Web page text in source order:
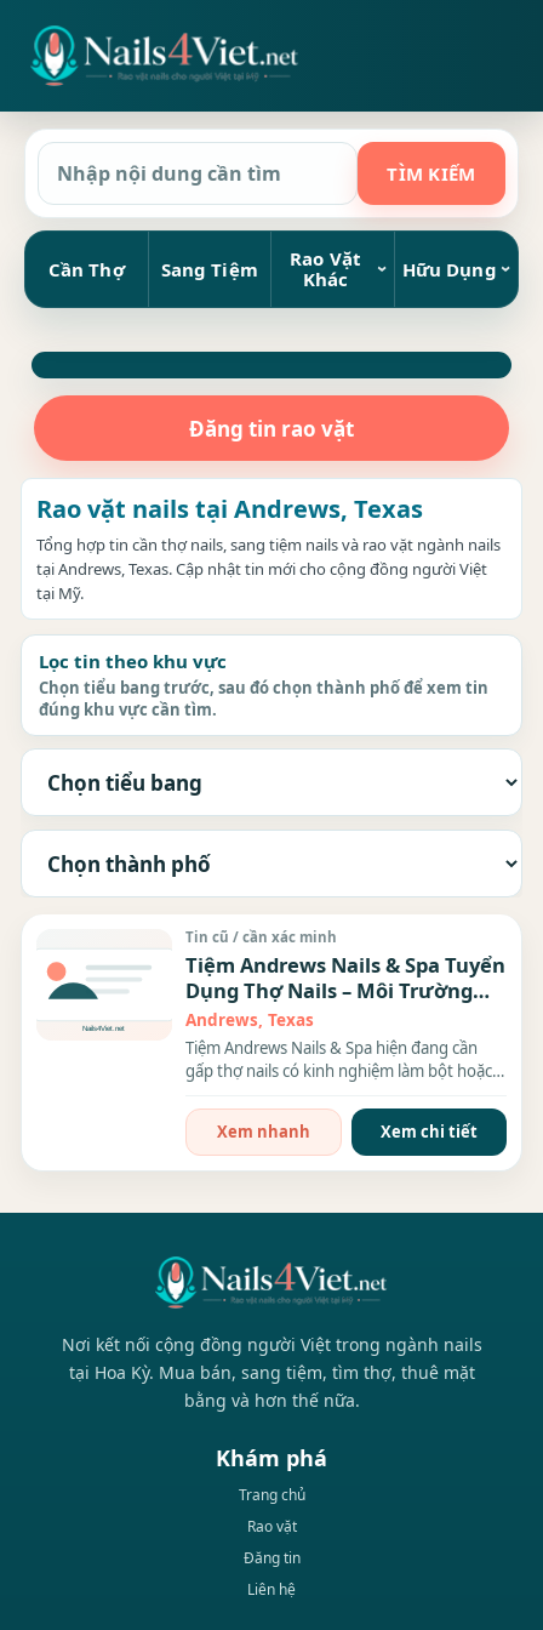
Cần Thợ Sang Tiệm
Rao Vặt
Khác
Hữu Dụng
Đăng tin rao vặt
Rao vặt nails tại Andrews, Texas
Tổng hợp tin cần thợ nails, sang tiệm nails và rao vặt ngành nails
tại Andrews, Texas. Cập nhật tin mới cho cộng đồng người Việt
tại Mỹ.
Lọc tin theo khu vực
Chọn tiểu bang trước, sau đó chọn thành phố để xem tin
đúng khu vực cần tìm.
Tin cũ / cần xác minh
Tiệm Andrews Nails & Spa Tuyển
Dụng Thợ Nails – Môi Trường
Làm Việc Thoải Mái, Lương Hấp
Dẫn
Andrews, Texas
Tiệm Andrews Nails & Spa hiện đang cần
gấp thợ nails có kinh nghiệm làm bột hoặc
Xem nhanh
Xem chi tiết
Nơi kết nối cộng đồng người Việt trong ngành nails
tại Hoa Kỳ. Mua bán, sang tiệm, tìm thợ, thuê mặt
bằng và hơn thế nữa.
Khám phá
Trang chủ
Rao vặt
Đăng tin
Liên hệ